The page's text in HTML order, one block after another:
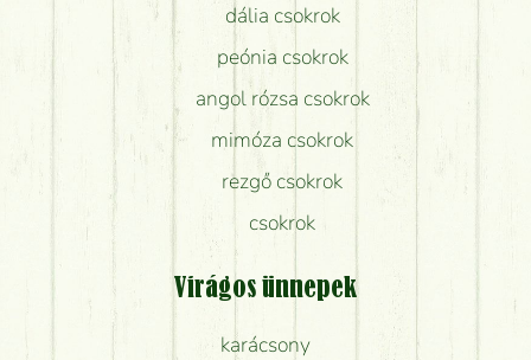
dália csokrok
peónia csokrok
angol rózsa csokrok
mimóza csokrok
rezgő csokrok
csokrok
Virágos ünnepek
karácsony